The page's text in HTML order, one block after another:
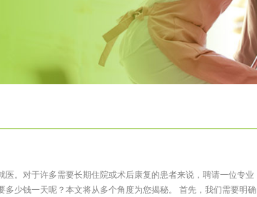
。对于许多需要长期住院或术后康复的患者来说，聘请一位专业
少钱一天呢？本文将从多个角度为您揭秘。 首先，我们需要明确